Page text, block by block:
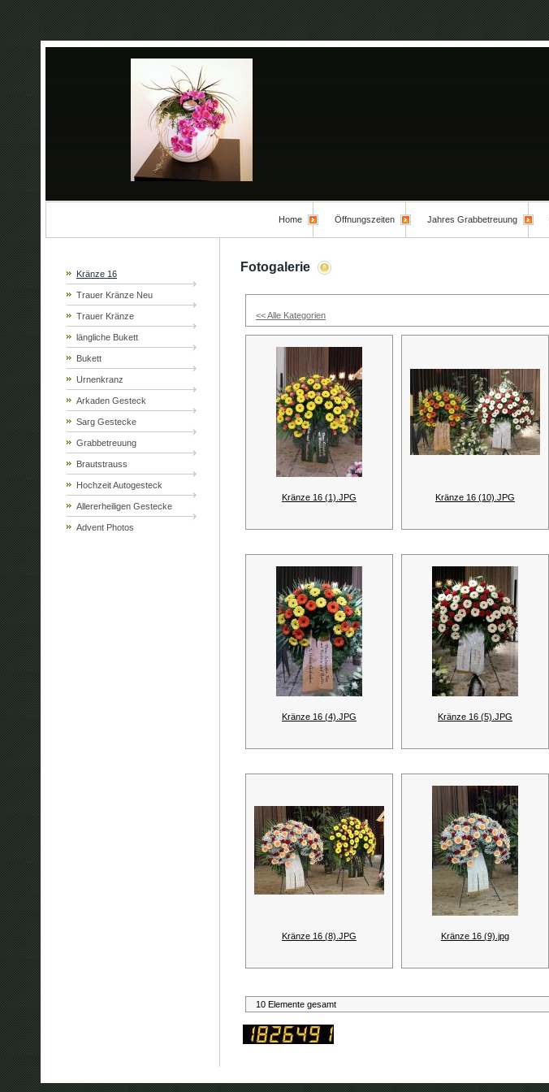
Home Öffnungszeiten Jahres Grabbetreuung
Kränze 16
Trauer Kränze Neu
Trauer Kränze
längliche Bukett
Bukett
Urnenkranz
Arkaden Gesteck
Sarg Gestecke
Grabbetreuung
Brautstrauss
Hochzeit Autogesteck
Allererheiligen Gestecke
Advent Photos
Fotogalerie
<< Alle Kategorien
Kränze 16 (1).JPG Kränze 16 (10).JPG
Kränze 16 (4).JPG Kränze 16 (5).JPG
Kränze 16 (8).JPG Kränze 16 (9).jpg
10 Elemente gesamt